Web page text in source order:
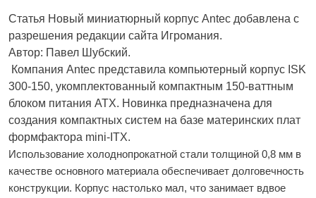
Статья Новый миниатюрный корпус Antec добавлена с
разрешения редакции сайта Игромания.
Автор: Павел Шубский.
Компания Antec представила компьютерный корпус ISK
300-150, укомплектованный компактным 150-ваттным
блоком питания ATX. Новинка предназначена для
создания компактных систем на базе материнских плат
формфактора mini-ITX.
Использование холоднопрокатной стали толщиной 0,8 мм в
качестве основного материала обеспечивает долговечность
конструкции. Корпус настолько мал, что занимает вдвое